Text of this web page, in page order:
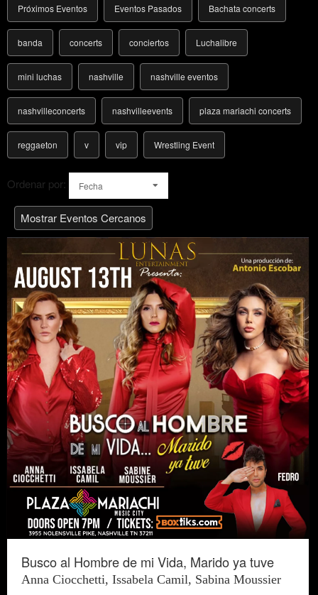
Próximos Eventos Eventos Pasados Bachata concerts
banda concerts conciertos Luchalibre
mini luchas nashville nashville eventos
nashvilleconcerts nashvilleevents plaza mariachi concerts
reggaeton v vip Wrestling Event
Ordenar por: Fecha
Mostrar Eventos Cercanos
Busco al Hombre de mi Vida, Marido ya tuve
Anna Ciocchetti, Issabela Camil, Sabina Moussier